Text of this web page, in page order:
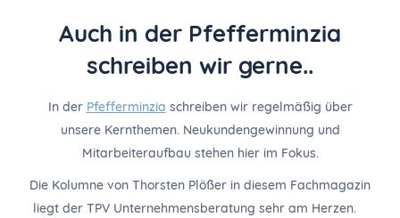
Auch in der Pfefferminzia
schreiben wir gerne..
In der Pfefferminzia schreiben wir regelmäßig über
unsere Kernthemen. Neukundengewinnung und
Mitarbeiteraufbau stehen hier im Fokus.
Die Kolumne von Thorsten Plößer in diesem Fachmagazin
liegt der TPV Unternehmensberatung sehr am Herzen.